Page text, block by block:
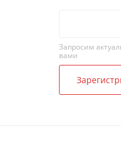
Запросим
вами